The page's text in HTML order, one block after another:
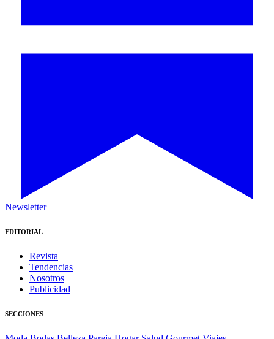
Newsletter
EDITORIAL
Revista
Tendencias
Nosotros
Publicidad
SECCIONES